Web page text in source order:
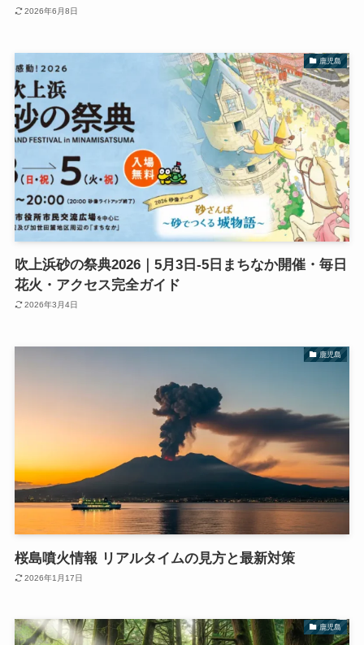
2026年6月8日
鹿児島
吹上浜砂の祭典2026｜5月3日-5日まちなか開催・毎日
花火・アクセス完全ガイド
2026年3月4日
鹿児島
桜島噴火情報 リアルタイムの見方と最新対策
2026年1月17日
鹿児島